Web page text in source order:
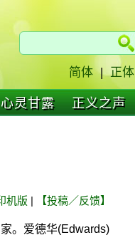
简体 | 正体
心灵甘露 正义之声
机版 | 【投稿／反馈】
。爱德华(Edwards)